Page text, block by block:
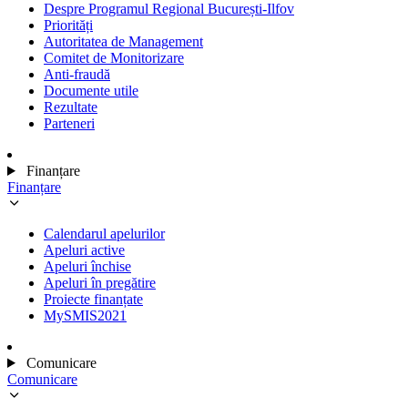
Despre Programul Regional București-Ilfov
Priorități
Autoritatea de Management
Comitet de Monitorizare
Anti-fraudă
Documente utile
Rezultate
Parteneri
Finanțare
Finanțare
Calendarul apelurilor
Apeluri active
Apeluri închise
Apeluri în pregătire
Proiecte finanțate
MySMIS2021
Comunicare
Comunicare